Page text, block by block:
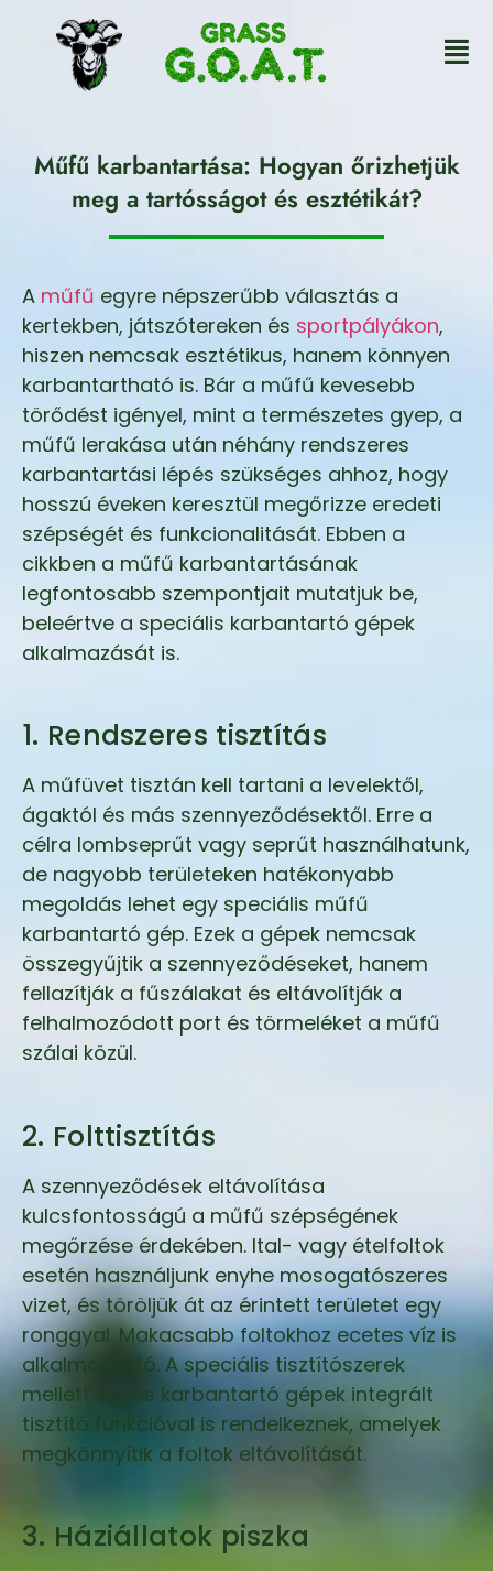
Műfű karbantartása: Hogyan őrizhetjük
meg a tartósságot és esztétikát?
A műfű egyre népszerűbb választás a
kertekben, játszótereken és sportpályákon,
hiszen nemcsak esztétikus, hanem könnyen
karbantartható is. Bár a műfű kevesebb
törődést igényel, mint a természetes gyep, a
műfű lerakása után néhány rendszeres
karbantartási lépés szükséges ahhoz, hogy
hosszú éveken keresztül megőrizze eredeti
szépségét és funkcionalitását. Ebben a
cikkben a műfű karbantartásának
legfontosabb szempontjait mutatjuk be,
beleértve a speciális karbantartó gépek
alkalmazását is.
1. Rendszeres tisztítás
A műfüvet tisztán kell tartani a levelektől,
ágaktól és más szennyeződésektől. Erre a
célra lombseprűt vagy seprűt használhatunk,
de nagyobb területeken hatékonyabb
megoldás lehet egy speciális műfű
karbantartó gép. Ezek a gépek nemcsak
összegyűjtik a szennyeződéseket, hanem
fellazítják a fűszálakat és eltávolítják a
felhalmozódott port és törmeléket a műfű
szálai közül.
2. Folttisztítás
A szennyeződések eltávolítása
kulcsfontosságú a műfű szépségének
megőrzése érdekében. Ital- vagy ételfoltok
esetén használjunk enyhe mosogatószeres
vizet, és töröljük át az érintett területet egy
ronggyal. Makacsabb foltokhoz ecetes víz is
alkalmazható. A speciális tisztítószerek
mellett egyes karbantartó gépek integrált
tisztító funkcióval is rendelkeznek, amelyek
megkönnyítik a foltok eltávolítását.
3. Háziállatok piszka